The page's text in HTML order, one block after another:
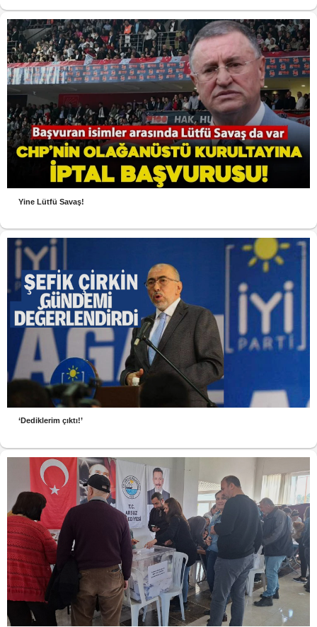
Yine Lütfü Savaş!
‘Dediklerim çıktı!’